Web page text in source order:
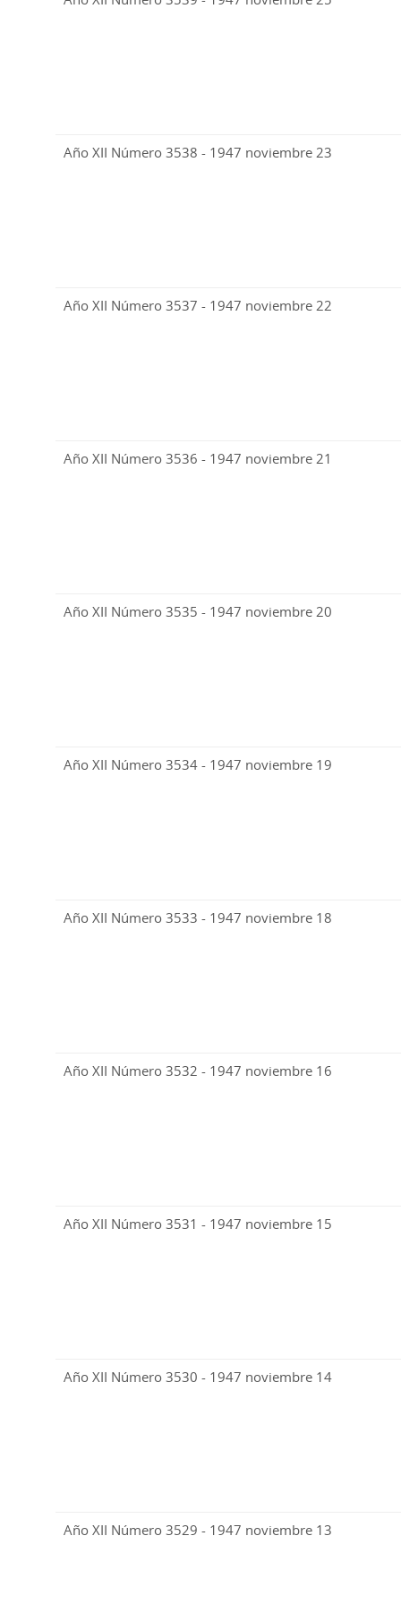
Año XII Número 3538 - 1947 noviembre 23
Año XII Número 3537 - 1947 noviembre 22
Año XII Número 3536 - 1947 noviembre 21
Año XII Número 3535 - 1947 noviembre 20
Año XII Número 3534 - 1947 noviembre 19
Año XII Número 3533 - 1947 noviembre 18
Año XII Número 3532 - 1947 noviembre 16
Año XII Número 3531 - 1947 noviembre 15
Año XII Número 3530 - 1947 noviembre 14
Año XII Número 3529 - 1947 noviembre 13